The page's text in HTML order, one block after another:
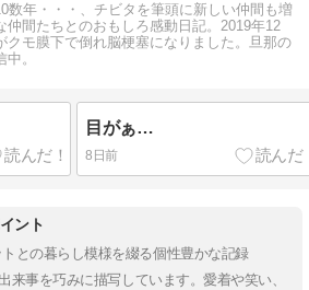
数年・・・、チビタを筆頭に新しい仲間も増
仲間たちとのおもしろ感動日記。2019年12
クモ膜下で倒れ脳梗塞になりました。旦那の
。
目がぁ…
8日前
ント
との暮らし模様を綴る個性豊かな記録
来事を巧みに描写しています。愛着や笑い、